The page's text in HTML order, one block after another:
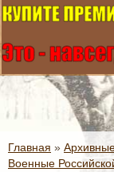
Главная »
Военные